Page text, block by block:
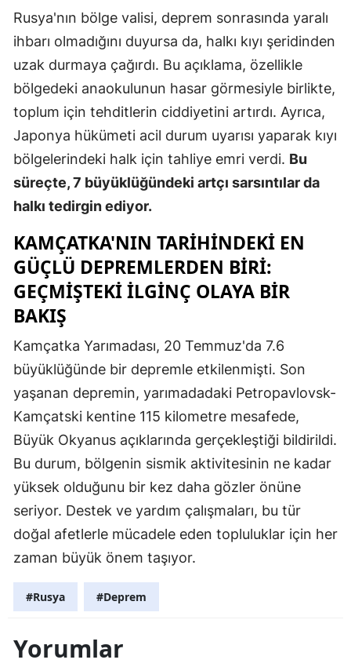
Rusya'nın bölge valisi, deprem sonrasında yaralı
ihbarı olmadığını duyursa da, halkı kıyı şeridinden
uzak durmaya çağırdı. Bu açıklama, özellikle
bölgedeki anaokulunun hasar görmesiyle birlikte,
toplum için tehditlerin ciddiyetini artırdı. Ayrıca,
Japonya hükümeti acil durum uyarısı yaparak kıyı
bölgelerindeki halk için tahliye emri verdi. Bu
süreçte, 7 büyüklüğündeki artçı sarsıntılar da
halkı tedirgin ediyor.
KAMÇATKA'NIN TARIHINDEKI EN
GÜÇLÜ DEPREMLERDEN BIRI:
GEÇMIŞTEKI İLGINÇ OLAYA BIR
BAKIŞ
Kamçatka Yarımadası, 20 Temmuz'da 7.6
büyüklüğünde bir depremle etkilenmişti. Son
yaşanan depremin, yarımadadaki Petropavlovsk-
Kamçatski kentine 115 kilometre mesafede,
Büyük Okyanus açıklarında gerçekleştiği bildirildi.
Bu durum, bölgenin sismik aktivitesinin ne kadar
yüksek olduğunu bir kez daha gözler önüne
seriyor. Destek ve yardım çalışmaları, bu tür
doğal afetlerle mücadele eden topluluklar için her
zaman büyük önem taşıyor.
#Rusya #Deprem
Yorumlar